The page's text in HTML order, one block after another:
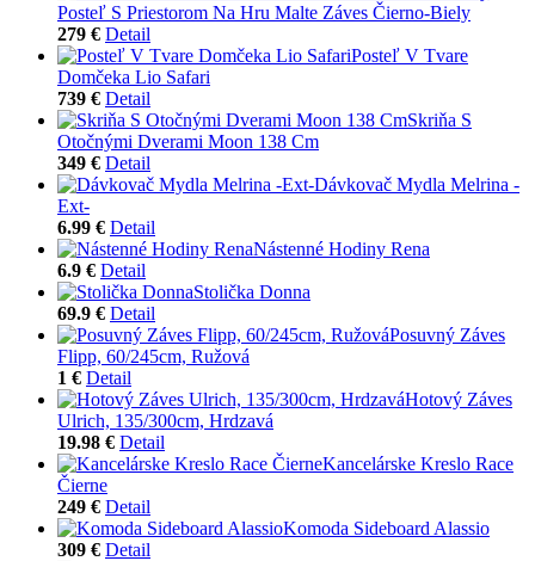
Posteľ S Priestorom Na Hru Malte Záves Čierno-Biely
279 € Detail
Posteľ V Tvare
Domčeka Lio Safari
739 € Detail
Skriňa S
Otočnými Dverami Moon 138 Cm
349 € Detail
Dávkovač Mydla Melrina -
Ext-
6.99 € Detail
Nástenné Hodiny Rena
6.9 € Detail
Stolička Donna
69.9 € Detail
Posuvný Záves
Flipp, 60/245cm, Ružová
1 € Detail
Hotový Záves
Ulrich, 135/300cm, Hrdzavá
19.98 € Detail
Kancelárske Kreslo Race
Čierne
249 € Detail
Komoda Sideboard Alassio
309 € Detail